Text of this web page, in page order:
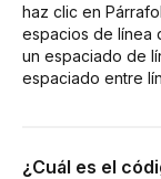
haz clic en
espacios de línea
un espaciado de
espaciado entre
¿Cuál es el